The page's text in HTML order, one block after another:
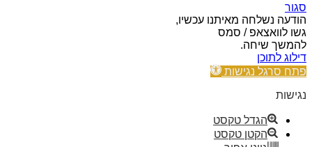
סגור
הודעה נשלחה מאיתנו עכשיו,
גשו לוואצאפ / סמס
להמשך שיחה.
דילוג לתוכן
פתח סרגל נגישות
נגישות
הגדל טקסט
הקטן טקסט